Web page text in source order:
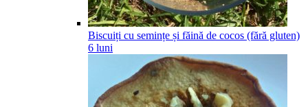
Biscuiți cu semințe și făină de cocos (fără gluten)
6 luni